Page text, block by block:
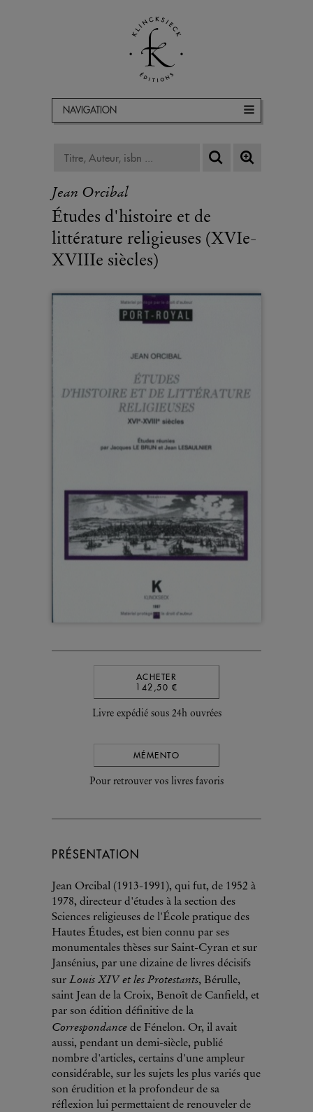
NAVIGATION
Jean Orcibal
Études d'histoire et de
littérature religieuses (XVIe-
XVIIIe siècles)
ACHETER
142,50 €
Livre expédié sous 24h ouvrées
MÉMENTO
Pour retrouver vos livres favoris
PRÉSENTATION
Jean Orcibal (1913-1991), qui fut, de 1952 à
1978, directeur d'études à la section des
Sciences religieuses de l'École pratique des
Hautes Études, est bien connu par ses
monumentales thèses sur Saint-Cyran et sur
Jansénius, par une dizaine de livres décisifs
sur Louis XIV et les Protestants, Bérulle,
saint Jean de la Croix, Benoît de Canfield, et
par son édition définitive de la
Correspondance de Fénelon. Or, il avait
aussi, pendant un demi-siècle, publié
nombre d'articles, certains d'une ampleur
considérable, sur les sujets les plus variés que
son érudition et la profondeur de sa
réflexion lui permettaient de renouveler de